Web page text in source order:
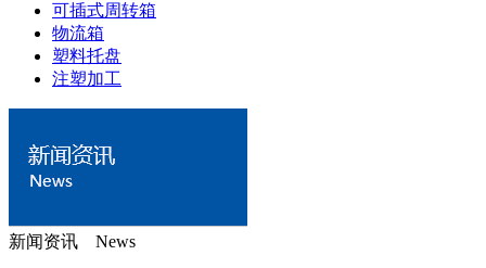
可插式周转箱
物流箱
塑料托盘
注塑加工
新闻资讯 News